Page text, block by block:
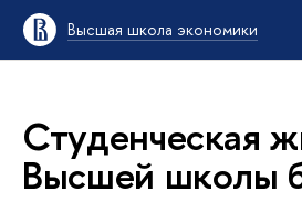
Высшая школа экономики
Студенческая
Высшей школы